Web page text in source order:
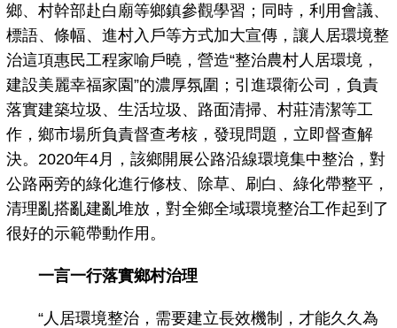
鄉、村幹部赴白廟等鄉鎮參觀學習；同時，利用會議、
標語、條幅、進村入戶等方式加大宣傳，讓人居環境整
治這項惠民工程家喻戶曉，營造“整治農村人居環境，
建設美麗幸福家園”的濃厚氛圍；引進環衛公司，負責
落實建築垃圾、生活垃圾、路面清掃、村莊清潔等工
作，鄉市場所負責督查考核，發現問題，立即督查解
決。2020年4月，該鄉開展公路沿線環境集中整治，對
公路兩旁的綠化進行修枝、除草、刷白、綠化帶整平，
清理亂搭亂建亂堆放，對全鄉全域環境整治工作起到了
很好的示範帶動作用。
一言一行落實鄉村治理
“人居環境整治，需要建立長效機制，才能久久為